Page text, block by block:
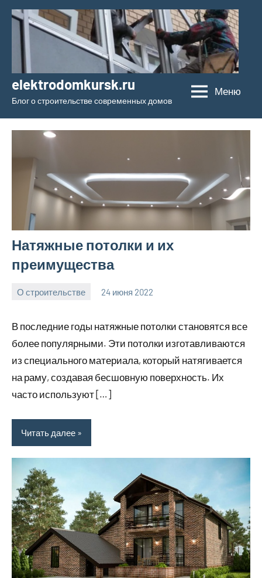
Перейти
содержимому
elektrodomkursk.ru
Блог о строительстве современных домов
Меню
Натяжные потолки и их
преимущества
О строительстве 24 июня 2022
elektrodomku
В последние годы натяжные потолки становятся все
более популярными. Эти потолки изготавливаются
из специального материала, который натягивается
на раму, создавая бесшовную поверхность. Их
часто используют […]
Читать далее